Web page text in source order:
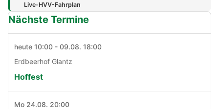
Live-HVV-Fahrplan
Nächste Termine
heute 10:00 - 09.08. 18:00
Erdbeerhof Glantz
Hoffest
Mo 24.08. 20:00